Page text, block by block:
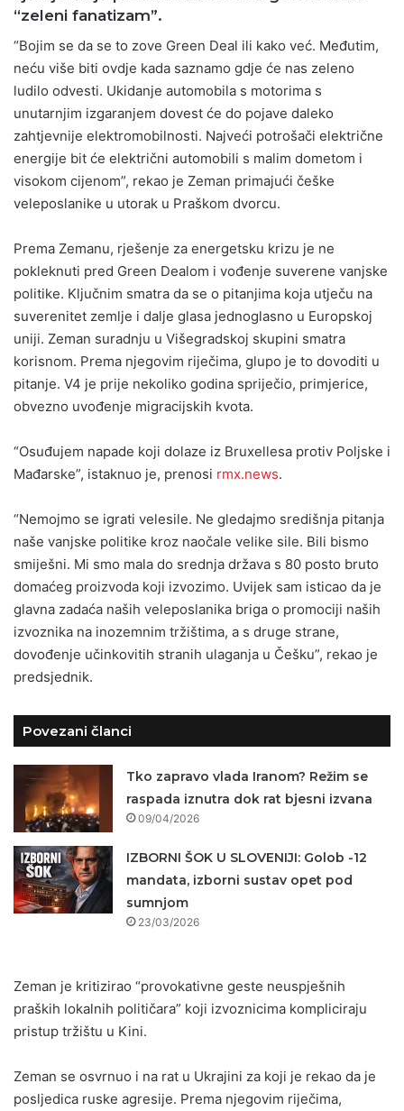
“zeleni fanatizam”.
“Bojim se da se to zove Green Deal ili kako već. Međutim,
neću više biti ovdje kada saznamo gdje će nas zeleno
ludilo odvesti. Ukidanje automobila s motorima s
unutarnjim izgaranjem dovest će do pojave daleko
zahtjevnije elektromobilnosti. Najveći potrošači električne
energije bit će električni automobili s malim dometom i
visokom cijenom”, rekao je Zeman primajući češke
veleposlanike u utorak u Praškom dvorcu.
Prema Zemanu, rješenje za energetsku krizu je ne
pokleknuti pred Green Dealom i vođenje suverene vanjske
politike. Ključnim smatra da se o pitanjima koja utječu na
suverenitet zemlje i dalje glasa jednoglasno u Europskoj
uniji. Zeman suradnju u Višegradskoj skupini smatra
korisnom. Prema njegovim riječima, glupo je to dovoditi u
pitanje. V4 je prije nekoliko godina spriječio, primjerice,
obvezno uvođenje migracijskih kvota.
“Osuđujem napade koji dolaze iz Bruxellesa protiv Poljske i
Mađarske”, istaknuo je, prenosi rmx.news.
“Nemojmo se igrati velesile. Ne gledajmo središnja pitanja
naše vanjske politike kroz naočale velike sile. Bili bismo
smiješni. Mi smo mala do srednja država s 80 posto bruto
domaćeg proizvoda koji izvozimo. Uvijek sam isticao da je
glavna zadaća naših veleposlanika briga o promociji naših
izvoznika na inozemnim tržištima, a s druge strane,
dovođenje učinkovitih stranih ulaganja u Češku”, rekao je
predsjednik.
Povezani članci
Tko zapravo vlada Iranom? Režim se
raspada iznutra dok rat bjesni izvana
09/04/2026
IZBORNI ŠOK U SLOVENIJI: Golob -12
mandata, izborni sustav opet pod
sumnjom
23/03/2026
Zeman je kritizirao “provokativne geste neuspješnih
praških lokalnih političara” koji izvoznicima kompliciraju
pristup tržištu u Kini.
Zeman se osvrnuo i na rat u Ukrajini za koji je rekao da je
posljedica ruske agresije. Prema njegovim riječima,